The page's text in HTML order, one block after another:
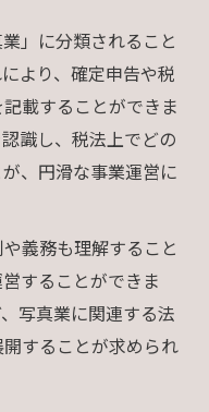
」に分類されること
より、確定申告や税
載することができま
識し、税法上でどの
、円滑な事業運営に
義務も理解すること
することができま
写真業に関連する法
することが求められ